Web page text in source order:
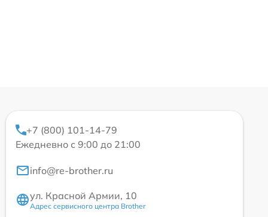
+7 (800) 101-14-79
Ежедневно с 9:00 до 21:00
info@re-brother.ru
ул. Красной Армии, 10
Адрес сервисного центра Brother